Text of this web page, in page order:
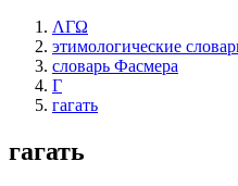
ΛΓΩ
этимологические
словарь Фасмера
Г
гагать
гагать